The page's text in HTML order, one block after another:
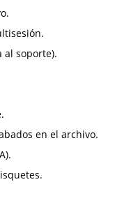
al soporte).
en el archivo.